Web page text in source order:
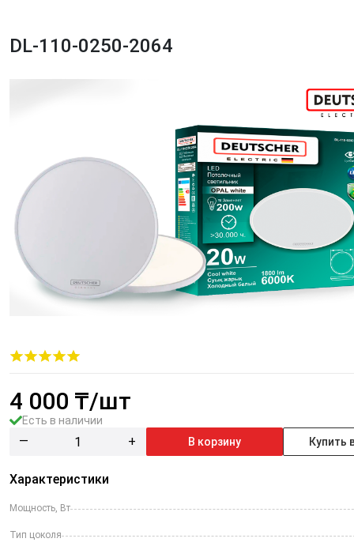
DL-110-0250-2064
Характеристики
Мощность, Вт
Тип цоколя
4 000 ₸/шт
Есть в наличии
— + В корзину Купить